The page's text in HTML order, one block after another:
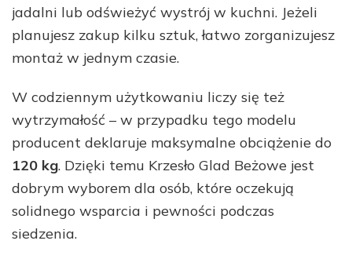
jadalni lub odświeżyć wystrój w kuchni. Jeżeli
planujesz zakup kilku sztuk, łatwo zorganizujesz
montaż w jednym czasie.
W codziennym użytkowaniu liczy się też
wytrzymałość – w przypadku tego modelu
producent deklaruje maksymalne obciążenie do
120 kg. Dzięki temu Krzesło Glad Beżowe jest
dobrym wyborem dla osób, które oczekują
solidnego wsparcia i pewności podczas
siedzenia.